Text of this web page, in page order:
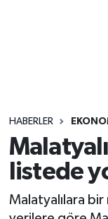
HABERLER
listede
Malatyalılara
Yaşam